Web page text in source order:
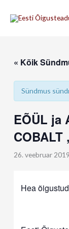
« Kõik
Sündmus
EÕÜL ja
26. veebruar
Hea